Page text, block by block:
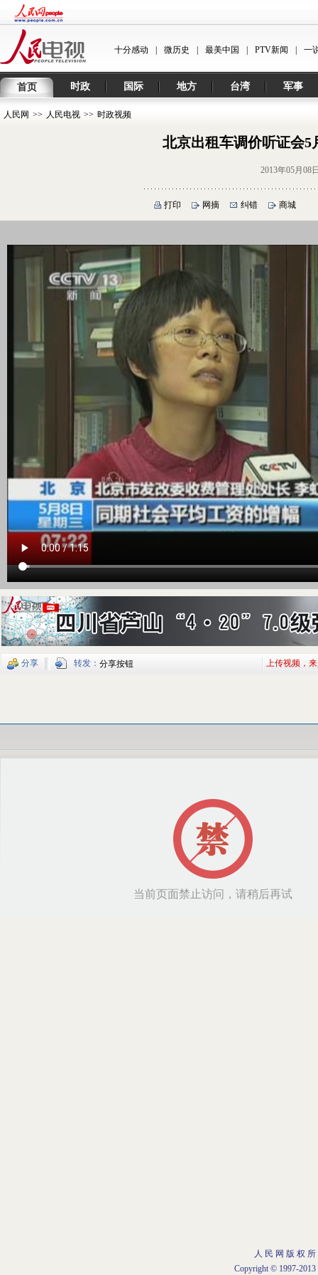
十分感动 微历史 最美中国 PTV新闻 一
首页 时政 国际 地方 台湾 军事
人民网 >> 人民电视 >> 时政视频
北京出租车调价听证会
2013年05月08
打印 网摘 纠错 商城
分享 转发： 分享按钮 上传视频，
人 民 网 版 权
Copyright © 1997-2013